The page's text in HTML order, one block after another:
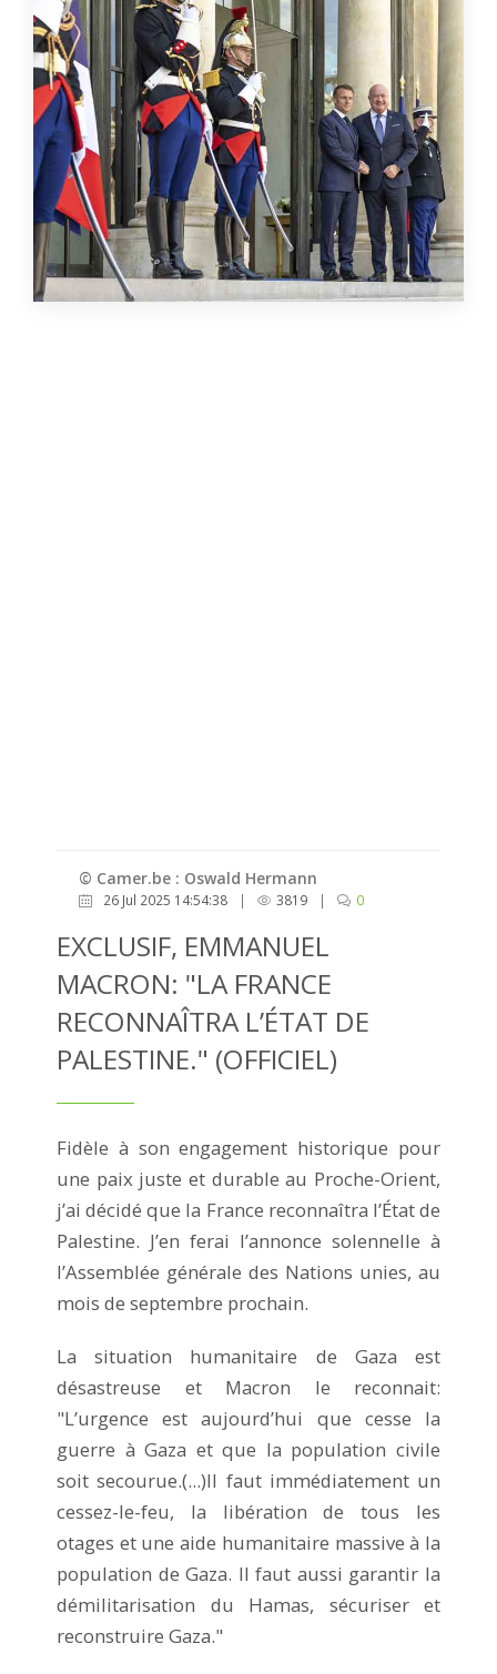
© Camer.be : Oswald Hermann
26 Jul 2025 14:54:38 | 3819 | 0
EXCLUSIF, EMMANUEL
MACRON: "LA FRANCE
RECONNAÎTRA L’ÉTAT DE
PALESTINE." (OFFICIEL)
Fidèle à son engagement historique pour
une paix juste et durable au Proche-Orient,
j’ai décidé que la France reconnaîtra l’État de
Palestine. J’en ferai l’annonce solennelle à
l’Assemblée générale des Nations unies, au
mois de septembre prochain.
La situation humanitaire de Gaza est
désastreuse et Macron le reconnait:
"L’urgence est aujourd’hui que cesse la
guerre à Gaza et que la population civile
soit secourue.(...)Il faut immédiatement un
cessez-le-feu, la libération de tous les
otages et une aide humanitaire massive à la
population de Gaza. Il faut aussi garantir la
démilitarisation du Hamas, sécuriser et
reconstruire Gaza."